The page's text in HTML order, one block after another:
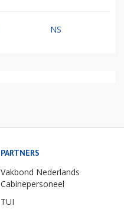
NS
PARTNERS
Vakbond Nederlands
Cabinepersoneel
TUI